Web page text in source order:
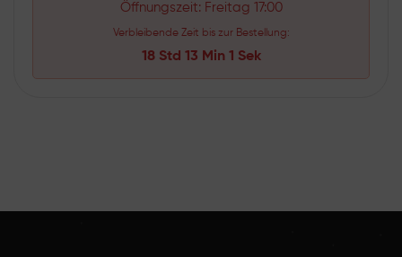
Öffnungszeit: Freitag 17:00
Verbleibende Zeit bis zur Bestellung:
18 Std 13 Min 1 Sek